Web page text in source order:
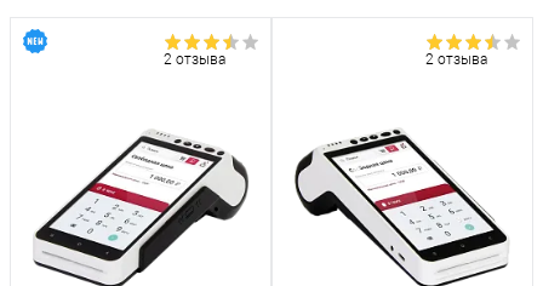
2 отзыва 2 отзыва